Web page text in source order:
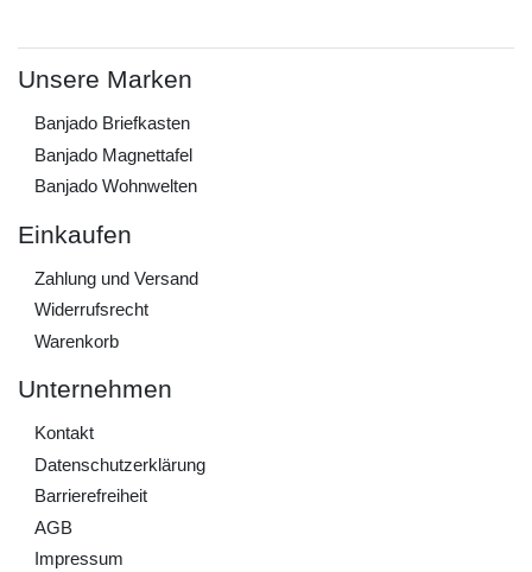
Unsere Marken
Banjado Briefkasten
Banjado Magnettafel
Banjado Wohnwelten
Einkaufen
Zahlung und Versand
Widerrufs­recht
Warenkorb
Unternehmen
Kontakt
Daten­schutz­erklärung
Barrierefreiheit
AGB
Impressum